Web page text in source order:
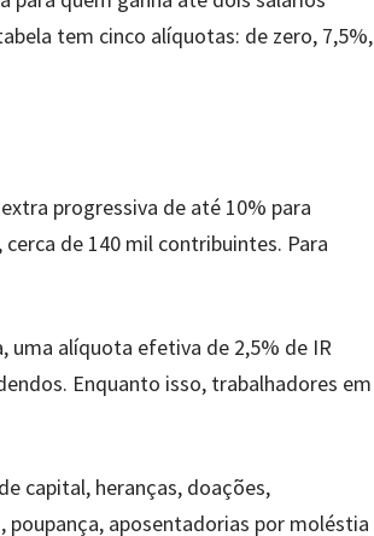
tem cinco alíquotas: de zero, 7,5%,
progressiva de até 10% para
de 140 mil contribuintes. Para
uma alíquota efetiva de 2,5% de IR
Enquanto isso, trabalhadores em
capital, heranças, doações,
aposentadorias por moléstia